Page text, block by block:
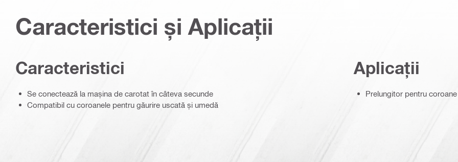
Caracteristici și Aplicații
Caracteristici
Se conectează la mașina de carotat în câteva secunde
Compatibil cu coroanele pentru găurire uscată și umedă
Aplicații
Prelungitor pentru